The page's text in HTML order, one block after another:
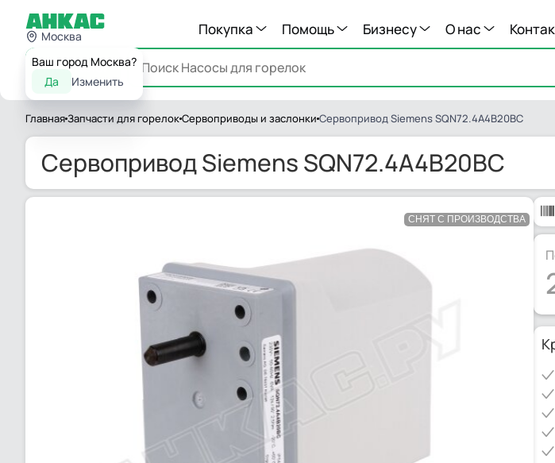
Москва
Ваш город Москва?
Да
Изменить
Покупка Помощь Бизнесу О нас
Каталог
ГлавнаяЗапчасти для горелокСервоприводы и заслонки Сервопривод Siemens SQN72.4A4B20BC
Сервопривод Siemens SQN72.4A4B20BC
СНЯТ С ПРОИЗВОДСТВА